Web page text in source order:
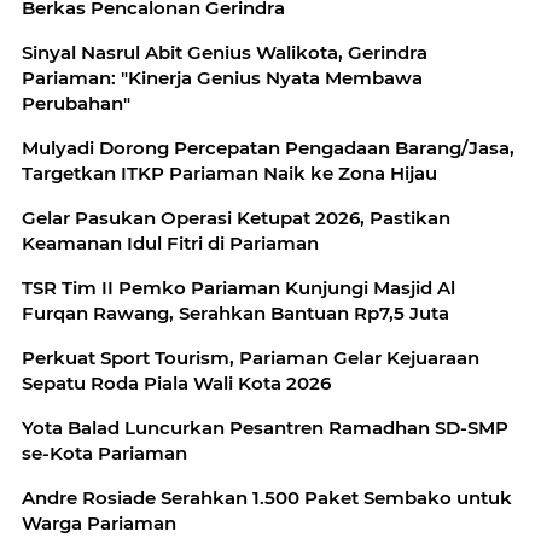
Berkas Pencalonan Gerindra
Sinyal Nasrul Abit Genius Walikota, Gerindra
Pariaman: "Kinerja Genius Nyata Membawa
Perubahan"
Mulyadi Dorong Percepatan Pengadaan Barang/Jasa,
Targetkan ITKP Pariaman Naik ke Zona Hijau
Gelar Pasukan Operasi Ketupat 2026, Pastikan
Keamanan Idul Fitri di Pariaman
TSR Tim II Pemko Pariaman Kunjungi Masjid Al
Furqan Rawang, Serahkan Bantuan Rp7,5 Juta
Perkuat Sport Tourism, Pariaman Gelar Kejuaraan
Sepatu Roda Piala Wali Kota 2026
Yota Balad Luncurkan Pesantren Ramadhan SD-SMP
se-Kota Pariaman
Andre Rosiade Serahkan 1.500 Paket Sembako untuk
Warga Pariaman